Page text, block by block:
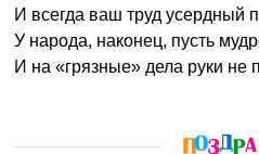
И всегда ваш труд усердный
У народа, наконец, пусть
И на «грязные» дела руки не